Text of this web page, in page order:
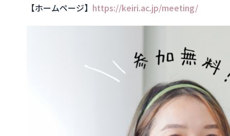
【ホームページ】 https://keiri.ac.jp/meeting/